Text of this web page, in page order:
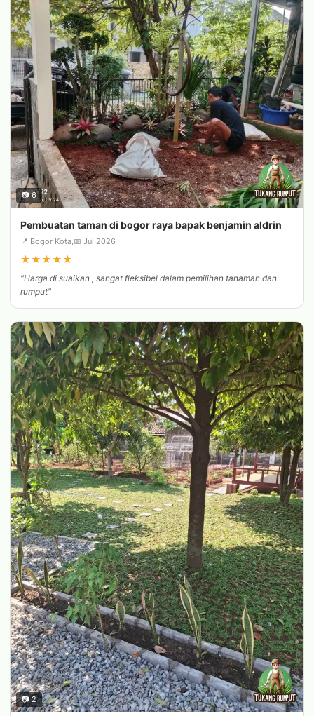
📷 6
Pembuatan taman di bogor raya bapak benjamin aldrin
📍 Bogor Kota, 📅 Jul 2026
★★★★★
"Harga di suaikan , sangat fleksibel dalam pemilihan tanaman dan
rumput"
📷 2